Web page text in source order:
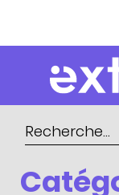
Extrabat –